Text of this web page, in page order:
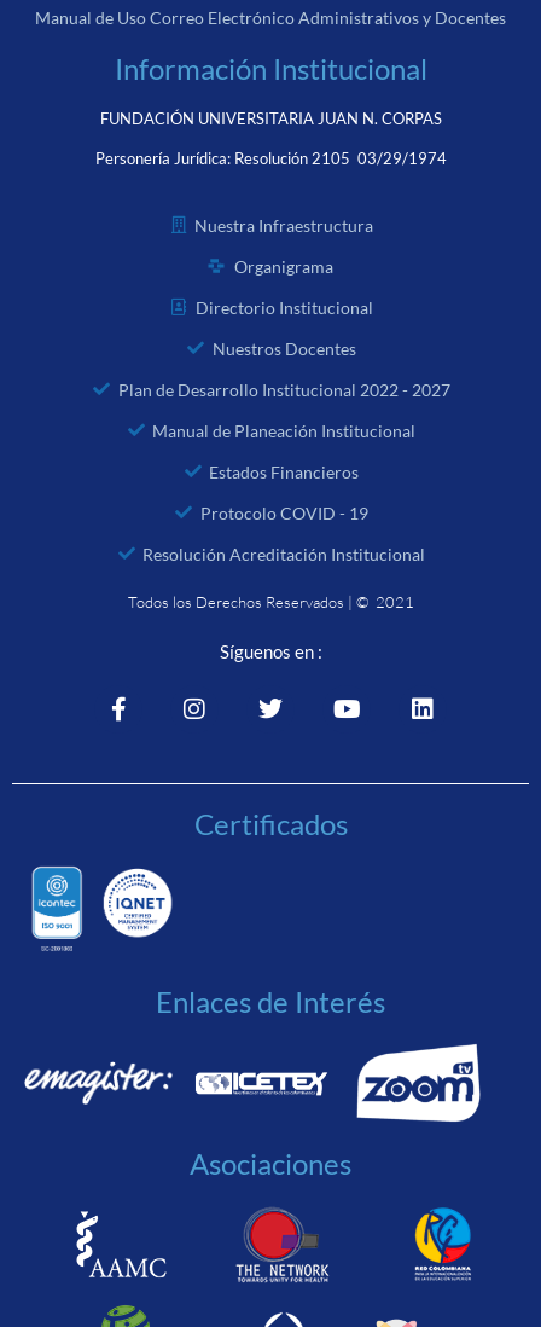
Manual de Uso Correo Electrónico Administrativos y Docentes
Información Institucional
FUNDACIÓN UNIVERSITARIA JUAN N. CORPAS
Personería Jurídica: Resolución 2105 03/29/1974
Nuestra Infraestructura
Organigrama
Directorio Institucional
Nuestros Docentes
Plan de Desarrollo Institucional 2022 - 2027
Manual de Planeación Institucional
Estados Financieros
Protocolo COVID - 19
Resolución Acreditación Institucional
Todos los Derechos Reservados | © 2021
Síguenos en :
Certificados
Enlaces de Interés
Asociaciones